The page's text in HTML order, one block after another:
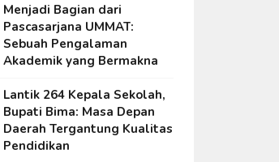
Menjadi Bagian dari
Pascasarjana UMMAT:
Sebuah Pengalaman
Akademik yang Bermakna
Lantik 264 Kepala Sekolah,
Bupati Bima: Masa Depan
Daerah Tergantung Kualitas
Pendidikan